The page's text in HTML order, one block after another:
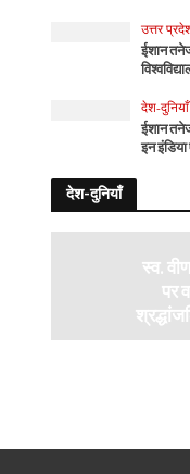
उत्तर
ईशान
देश-दुनियाँ
ईशान
इन
देश-दुनियाँ
स्व.
पर